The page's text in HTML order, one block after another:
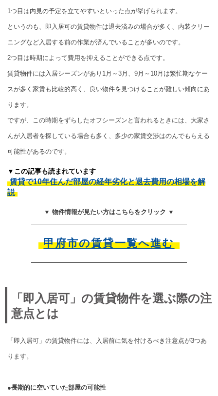
1つ目は内見の予定を立てやすいといった点が挙げられます。
というのも、即入居可の賃貸物件は退去済みの場合が多く、内装クリー
ニングなど入居する前の作業が済んでいることが多いのです。
2つ目は時期によって費用を抑えることができる点です。
賃貸物件には入居シーズンがあり1月～3月、9月～10月は繁忙期なケー
スが多く家賃も比較的高く、良い物件を見つけることが難しい傾向にあ
ります。
ですが、この時期をずらしたオフシーズンと言われるときには、大家さ
んが入居者を探している場合も多く、多少の家賃交渉はのんでもらえる
可能性があるのです。
▼この記事も読まれています
賃貸で10年住んだ部屋の経年劣化と退去費用の相場を解
説
▼ 物件情報が見たい方はこちらをクリック ▼
甲府市の賃貸一覧へ進む
「即入居可」の賃貸物件を選ぶ際の注
意点とは
「即入居可」の賃貸物件には、入居前に気を付けるべき注意点が3つあ
ります。
●長期的に空いていた部屋の可能性